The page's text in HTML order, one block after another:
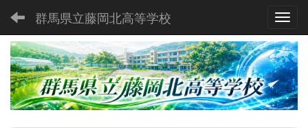
群馬県立藤岡北高等学校